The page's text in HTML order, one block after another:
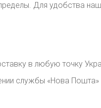
Для удобства
в любую точку
службы «Нова Пошта»